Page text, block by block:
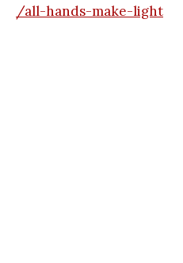
/all-hands-make-light